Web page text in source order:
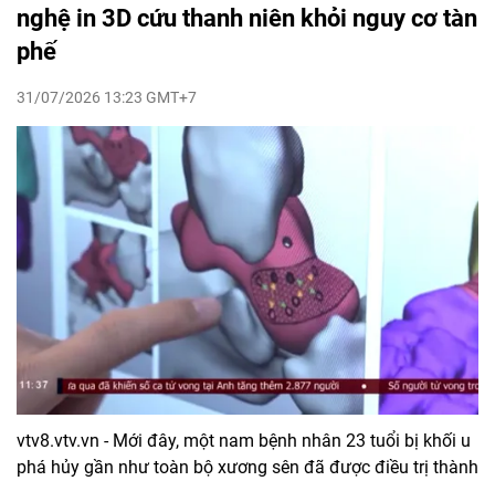
nghệ in 3D cứu thanh niên khỏi nguy cơ tàn
phế
31/07/2026 13:23 GMT+7
vtv8.vtv.vn - Mới đây, một nam bệnh nhân 23 tuổi bị khối u
phá hủy gần như toàn bộ xương sên đã được điều trị thành